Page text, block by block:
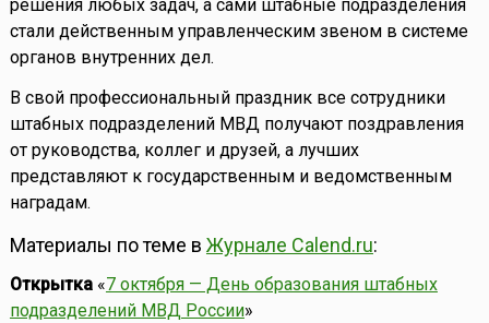
решения любых задач, а сами штабные подразделения
стали действенным управленческим звеном в системе
органов внутренних дел.
В свой профессиональный праздник все сотрудники
штабных подразделений МВД получают поздравления
от руководства, коллег и друзей, а лучших
представляют к государственным и ведомственным
наградам.
Материалы по теме в Журнале Calend.ru:
Открытка«7 октября — День образования штабных
подразделений МВД России»